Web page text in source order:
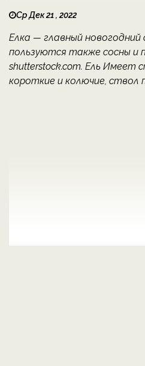
Ср Дек 21 , 2022
Елка — главный
пользуются также сосны и
shutterstock.com. Ель Имеет
короткие и колючие, ствол